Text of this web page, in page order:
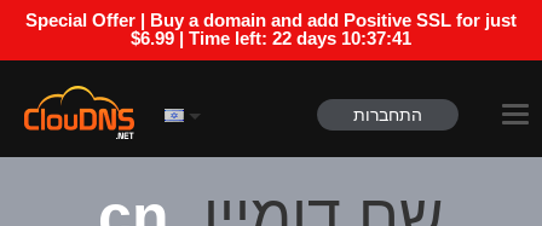
Special Offer | Buy a domain and add Positive SSL for just
$6.99 | Time left: 22 days 10:37:41
התחברות